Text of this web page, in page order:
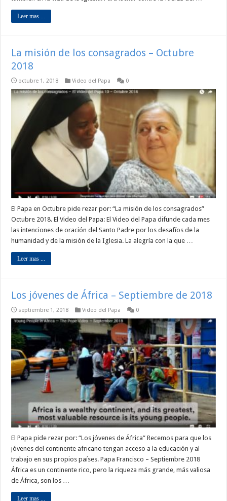
Leer mas ...
La misión de los consagrados – Octubre
2018
octubre 1, 2018 Video del Papa 0
El Papa en Octubre pide rezar por: “La misión de los consagrados”
Octubre 2018. El Video del Papa: El Video del Papa difunde cada mes
las intenciones de oración del Santo Padre por los desafíos de la
humanidad y de la misión de la Iglesia. La alegría con la que …
Leer mas ...
Los jóvenes de África – Septiembre de 2018
septiembre 1, 2018 Video del Papa 0
El Papa pide rezar por: “Los jóvenes de África” Recemos para que los
jóvenes del continente africano tengan acceso a la educación y al
trabajo en sus propios países. Papa Francisco – Septiembre 2018
África es un continente rico, pero la riqueza más grande, más valiosa
de África, son los …
Leer mas ...